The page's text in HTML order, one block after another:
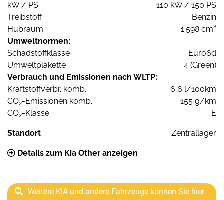
kW / PS
110 kW / 150 PS
Treibstoff
Benzin
Hubraum
1.598 cm³
Umweltnormen:
Schadstoffklasse
Euro6d
Umweltplakette
4 (Green)
Verbrauch und Emissionen nach WLTP:
Kraftstoffverbr. komb.
6,6 l/100km
CO2-Emissionen komb.
155 g/km
CO2-Klasse E
Standort Zentrallager
Details zum Kia Other anzeigen
Weitere KIA und andere Fahrzeuge können Sie hier